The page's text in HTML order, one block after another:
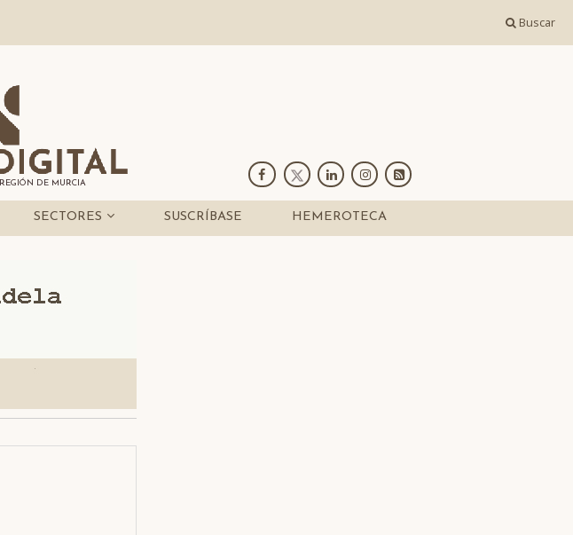
Buscar
DE MURCIA
SECTORES SUSCRÍBASE HEMEROTECA